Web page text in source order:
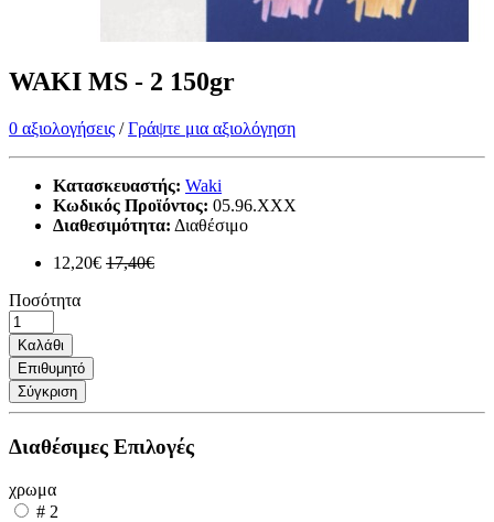
WAKI MS - 2 150gr
0 αξιολογήσεις /Γράψτε μια αξιολόγηση
Κατασκευαστής: Waki
Κωδικός Προϊόντος: 05.96.XXX
Διαθεσιμότητα: Διαθέσιμο
12,20€ 17,40€
Ποσότητα
Καλάθι
Επιθυμητό
Σύγκριση
Διαθέσιμες Επιλογές
χρωμα
# 2